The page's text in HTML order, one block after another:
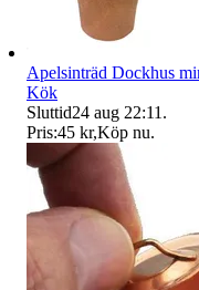
Apelsinträd Dockhus
Kök
Sluttid24 aug 22:11 .
Pris:45 kr,Köp nu.